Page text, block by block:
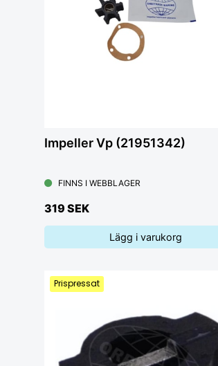
Impeller Vp (21951342)
FINNS I WEBBLAGER
319 SEK
Lägg i varukorg
Prispressat